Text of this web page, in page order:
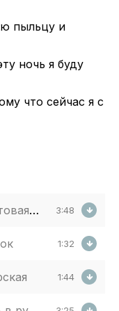
пыльцу и
ночь я буду
что сейчас я с
с ума) 3:48
1:32
1:44